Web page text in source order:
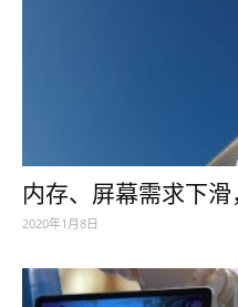
内存、屏幕需求下滑
2020年1月8日